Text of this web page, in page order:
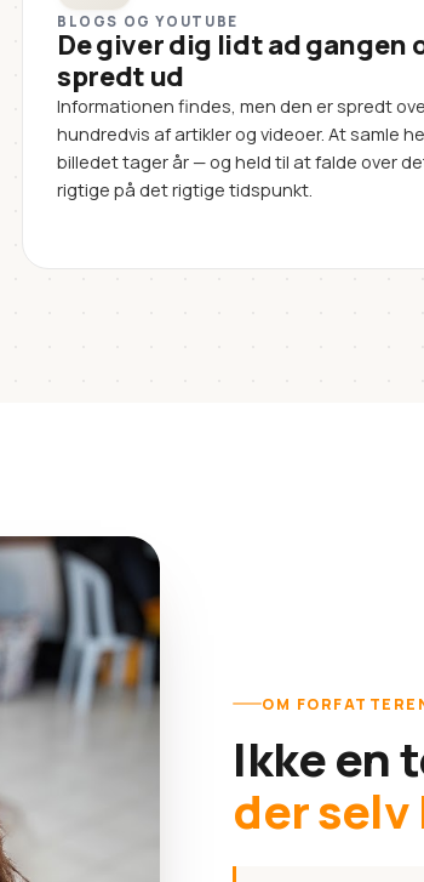
BLOGS OG YOUTUBE
De giver dig lidt ad gangen
spredt ud
Informationen findes, men den er spredt
hundredvis af artikler og videoer. At samle
billedet tager år — og held til at falde over
rigtige på det rigtige tidspunkt.
OM
Ikke en
der